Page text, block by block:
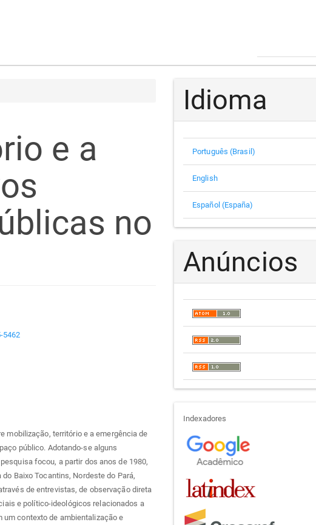
e a
no
5462
mobilização, território e a emergência de
público. Adotando-se alguns
focou, a partir dos anos de 1980,
Baixo Tocantins, Nordeste do Pará,
de entrevistas, de observação direta
e político-ideológicos relacionados a
contexto de ambientalização e
Idioma
Português (Brasil)
English
Español (España)
Anúncios
indexadores
Indexadores